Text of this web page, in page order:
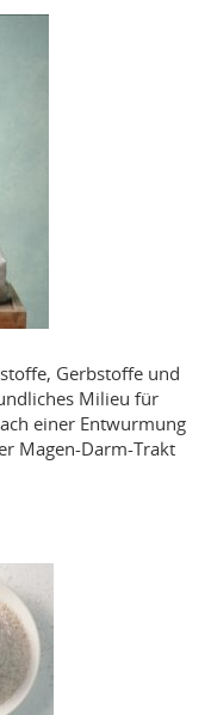
Gerbstoffe und
Milieu für
einer Entwurmung
Magen-Darm-Trakt